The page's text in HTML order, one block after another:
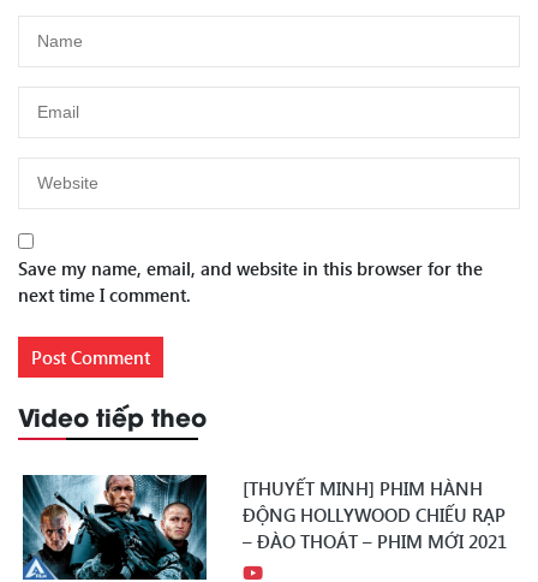
Save my name, email, and website in this browser for the
next time I comment.
Video tiếp theo
[THUYẾT MINH] PHIM HÀNH
ĐỘNG HOLLYWOOD CHIẾU RẠP
– ĐÀO THOÁT – PHIM MỚI 2021